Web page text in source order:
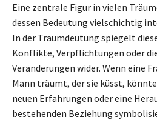
Eine zentrale Figur in vielen
dessen Bedeutung vielschichtig
In der Traumdeutung spiegelt
Konflikte, Verpflichtungen oder
Veränderungen wider. Wenn eine
Mann träumt, der sie küsst, könnte
neuen Erfahrungen oder eine
bestehenden Beziehung